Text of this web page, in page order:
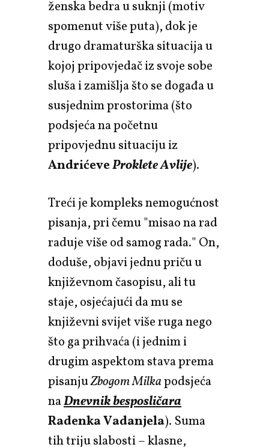
ženska bedra u suknji (motiv
spomenut više puta), dok je
drugo dramaturška situacija u
kojoj pripovjedač iz svoje sobe
sluša i zamišlja što se događa u
susjednim prostorima (što
podsjeća na početnu
pripovjednu situaciju iz
AndrićeveProklete Avlije).
Treći je kompleks nemogućnost
pisanja, pri čemu "misao na rad
raduje više od samog rada." On,
doduše, objavi jednu priču u
književnom časopisu, ali tu
staje, osjećajući da mu se
književni svijet više ruga nego
što ga prihvaća (i jednim i
drugim aspektom stava prema
pisanjuZbogom Milkapodsjeća
naDnevnik besposličara
Radenka Vadanjela). Suma
tih triju slabosti – klasne,